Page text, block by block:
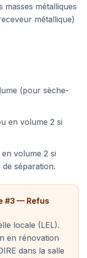
masses métalliques
métallique)
(pour sèche-
en volume 2 si
volume 2 si
séparation.
#3 — Refus
locale (LEL).
en rénovation
dans la salle